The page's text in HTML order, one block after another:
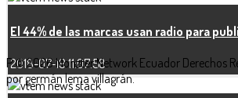
El 44% de las marcas usan radio para
2018-07-19 11:07:58
P © 2026 Monzter Network Ecuador Derechos
por germán lema villagrán.